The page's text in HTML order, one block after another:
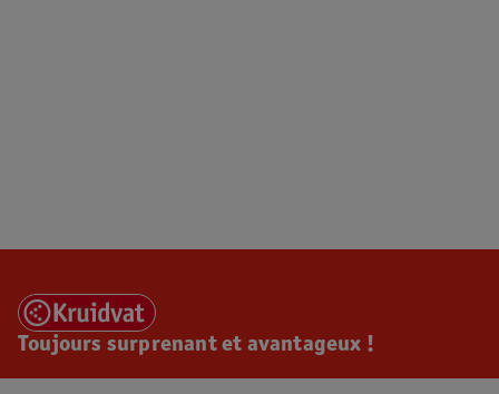
Toujours surprenant et avantageux !